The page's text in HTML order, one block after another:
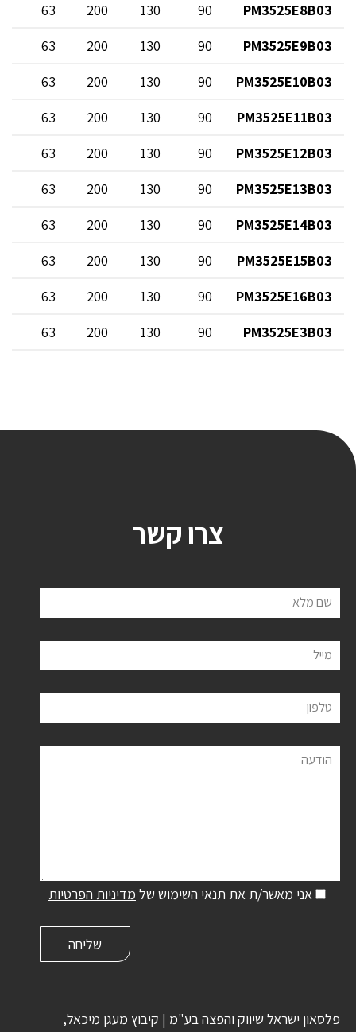
PM3525E8B03
90
130
200
63
PM3525E9B03
90
130
200
63
PM3525E10B03
90
130
200
63
PM3525E11B03
90
130
200
63
PM3525E12B03
90
130
200
63
PM3525E13B03
90
130
200
63
PM3525E14B03
90
130
200
63
PM3525E15B03
90
130
200
63
PM3525E16B03
90
130
200
63
PM3525E3B03
90
130
200
63
צרו קשר
שם מלא
מייל
טלפון
הודעה
אני מאשר/ת את תנאי השימוש של מדיניות הפרטיות
פלסאון ישראל שיווק והפצה בע"מ | קיבוץ מעגן מיכאל,